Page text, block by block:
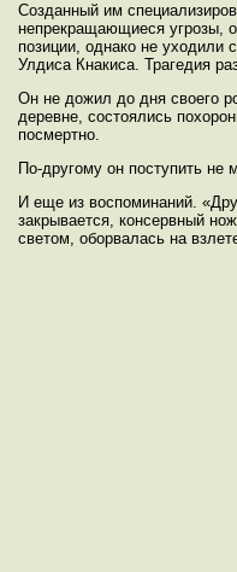
Созданный им
непрекращающиеся угрозы,
позиции, однако не уходили
Улдиса Кнакиса. Трагедия
Он не дожил до дня своего
деревне, состоялись
посмертно.
По-другому он поступить не
И еще из воспоминаний.
закрывается, консервный
светом, оборвалась на